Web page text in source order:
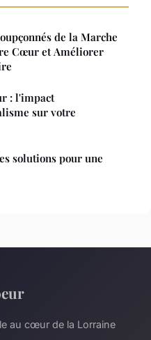
de la Marche
Cœur et Améliorer
: l'impact
sur votre
solutions pour une
au cœur de la Lorraine